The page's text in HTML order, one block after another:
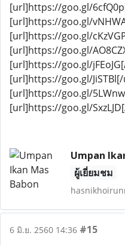
[url]https://goo.gl/
[url]https://goo.gl/
[url]https://goo.gl/
[url]https://goo.gl/
[url]https://goo.gl/
[url]https://goo.gl/
[url]https://goo.gl/
[url]https://goo.gl/
Umpan
ผู้เยี่ยมชม
6 มิ.ย. 2560 14:36 #15